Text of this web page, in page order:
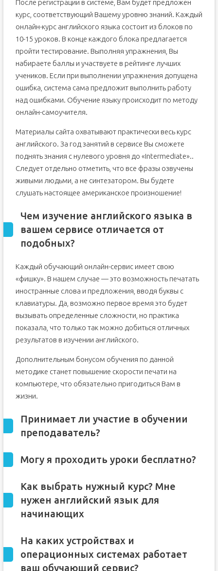
После регистрации в системе, Вам будет предложен
курс, соответствующий Вашему уровню знаний. Каждый
онлайн-курс английского языка состоит из блоков по
10-15 уроков. В конце каждого блока предлагается
пройти тестирование. Выполняя упражнения, Вы
набираете баллы и участвуете в рейтинге лучших
учеников. Если при выполнении упражнения допущена
ошибка, система сама предложит выполнить работу
над ошибками. Обучение языку происходит по методу
онлайн-самоучителя.
Материалы сайта охватывают практически весь курс
английского. За год занятий в сервисе Вы сможете
поднять знания с нулевого уровня до «Intermediate»..
Следует отдельно отметить, что все фразы озвучены
живыми людьми, а не синтезатором. Вы будете
слушать настоящее американское произношение!
Чем изучение английского языка в
вашем сервисе отличается от
подобных?
Каждый обучающий онлайн-сервис имеет свою
«фишку». В нашем случае — это возможность печатать
иностранные слова и предложения, вводя буквы с
клавиатуры. Да, возможно первое время это будет
вызывать определенные сложности, но практика
показала, что только так можно добиться отличных
результатов в изучении английского.
Дополнительным бонусом обучения по данной
методике станет повышение скорости печати на
компьютере, что обязательно пригодиться Вам в
жизни.
Принимает ли участие в обучении
преподаватель?
Могу я проходить уроки бесплатно?
Как выбрать нужный курс? Мне
нужен английский язык для
начинающих
На каких устройствах и
операционных системах работает
ваш обучающий сервис?